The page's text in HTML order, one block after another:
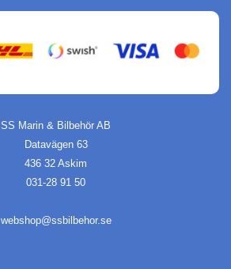
SS Marin & Bilbehör AB
Datavägen 63
436 32 Askim
031-28 91 50
webshop@ssbilbehor.se